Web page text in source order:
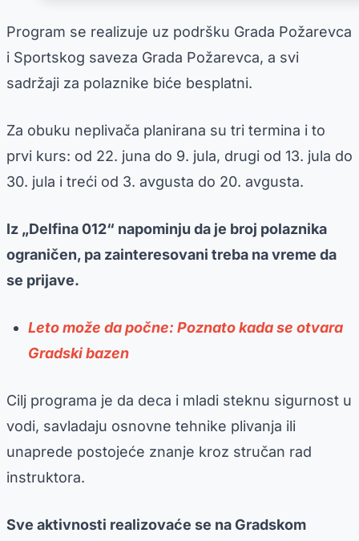
Program se realizuje uz podršku Grada Požarevca
i Sportskog saveza Grada Požarevca, a svi
sadržaji za polaznike biće besplatni.
Za obuku neplivača planirana su tri termina i to
prvi kurs: od 22. juna do 9. jula, drugi od 13. jula do
30. jula i treći od 3. avgusta do 20. avgusta.
Iz „Delfina 012“ napominju da je broj polaznika
ograničen, pa zainteresovani treba na vreme da
se prijave.
Leto može da počne: Poznato kada se otvara
Gradski bazen
Cilj programa je da deca i mladi steknu sigurnost u
vodi, savladaju osnovne tehnike plivanja ili
unaprede postojeće znanje kroz stručan rad
instruktora.
Sve aktivnosti realizovaće se na Gradskom